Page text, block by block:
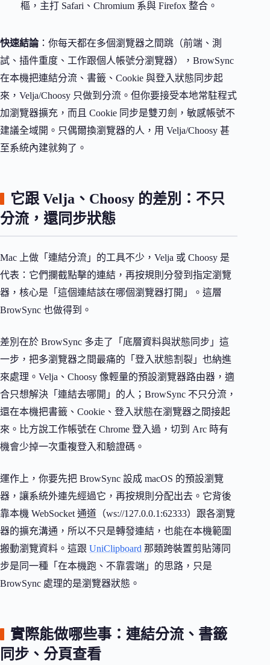
樞，主打 Safari、Chromium 系與 Firefox 整合。
快速結論：你每天都在多個瀏覽器之間跳（前端、測
試、插件重度、工作跟個人帳號分瀏覽器），BrowSync
在本機把連結分流、書籤、Cookie 與登入狀態同步起
來，Velja/Choosy 只做到分流。但你要接受本地常駐程式
加瀏覽器擴充，而且 Cookie 同步是雙刃劍，敏感帳號不
建議全域開。只偶爾換瀏覽器的人，用 Velja/Choosy 甚
至系統內建就夠了。
它跟 Velja、Choosy 的差別：不只
分流，還同步狀態
Mac 上做「連結分流」的工具不少，Velja 或 Choosy 是
代表：它們攔截點擊的連結，再按規則分發到指定瀏覽
器，核心是「這個連結該在哪個瀏覽器打開」。這層
BrowSync 也做得到。
差別在於 BrowSync 多走了「底層資料與狀態同步」這
一步，把多瀏覽器之間最痛的「登入狀態割裂」也納進
來處理。Velja、Choosy 像輕量的預設瀏覽器路由器，適
合只想解決「連結去哪開」的人；BrowSync 不只分流，
還在本機把書籤、Cookie、登入狀態在瀏覽器之間接起
來。比方說工作帳號在 Chrome 登入過，切到 Arc 時有
機會少掉一次重複登入和驗證碼。
運作上，你要先把 BrowSync 設成 macOS 的預設瀏覽
器，讓系統外連先經過它，再按規則分配出去。它背後
靠本機 WebSocket 通道（ws://127.0.0.1:62333）跟各瀏覽
器的擴充溝通，所以不只是轉發連結，也能在本機範圍
搬動瀏覽資料。這跟 UniClipboard 那類跨裝置剪貼簿同
步是同一種「在本機跑、不靠雲端」的思路，只是
BrowSync 處理的是瀏覽器狀態。
實際能做哪些事：連結分流、書籤
同步、分頁查看